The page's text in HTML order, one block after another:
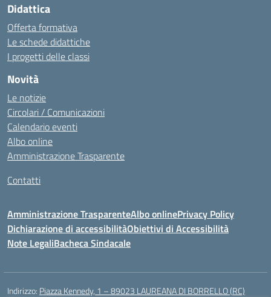
Didattica
Offerta formativa
Le schede didattiche
I progetti delle classi
Novità
Le notizie
Circolari / Comunicazioni
Calendario eventi
Albo online
Amministrazione Trasparente
Contatti
Amministrazione TrasparenteAlbo onlinePrivacy Policy
Dichiarazione di accessibilitàObiettivi di Accessibilità
Note LegaliBacheca Sindacale
Indirizzo: Piazza Kennedy, 1 – 89023 LAUREANA DI BORRELLO (RC)